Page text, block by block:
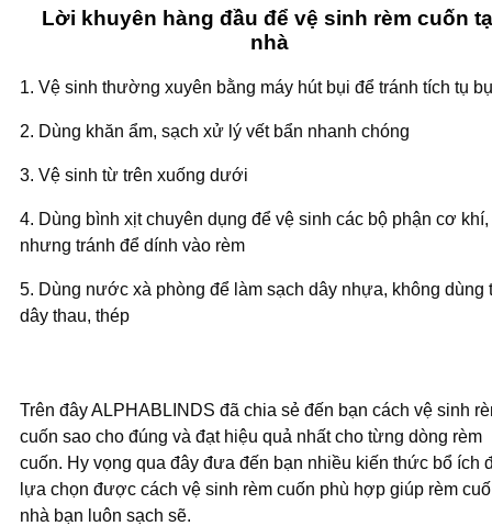
Lời khuyên hàng đầu để vệ sinh rèm cuốn
nhà
1. Vệ sinh thường xuyên bằng máy hút bụi để tránh tích tụ
2. Dùng khăn ẩm, sạch xử lý vết bẩn nhanh chóng
3. Vệ sinh từ trên xuống dưới
4. Dùng bình xịt chuyên dụng để vệ sinh các bộ phận cơ khí,
nhưng tránh để dính vào rèm
5. Dùng nước xà phòng để làm sạch dây nhựa, không dùng
dây thau, thép
Trên đây ALPHABLINDS đã chia sẻ đến bạn cách vệ sinh
cuốn sao cho đúng và đạt hiệu quả nhất cho từng dòng rèm
cuốn. Hy vọng qua đây đưa đến bạn nhiều kiến thức bổ ích
lựa chọn được cách vệ sinh rèm cuốn phù hợp giúp rèm
nhà bạn luôn sạch sẽ.